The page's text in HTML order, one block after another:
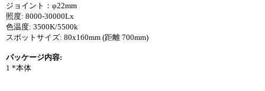
ジョイント：φ22mm
照度: 8000-30000Lx
色温度: 3500K/5500k
スポットサイズ: 80x160mm (距離 700mm)
パッケージ内容:
1 *本体